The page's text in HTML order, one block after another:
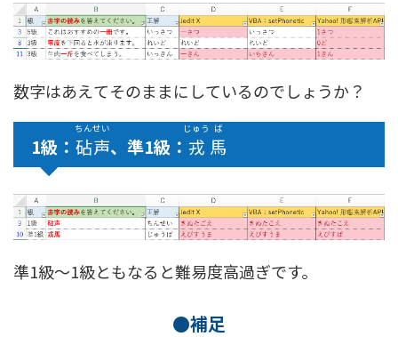
数字はあえてそのままにしているのでしょうか？
1級： 砧
ちん
声
せい
、準1級： 戎
じゅう
馬
ば
準1級〜1級ともなると難易度高過ぎです。
●補足